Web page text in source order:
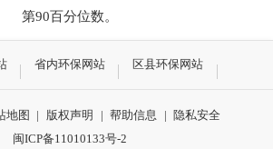
第90百分位数。
省内环保网站 区县环保网站
地图 | 版权声明 | 帮助信息 | 隐私安全
闽ICP备11010133号-2